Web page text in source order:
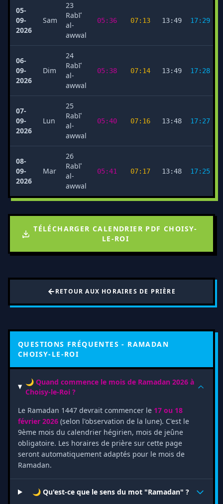
05-
09-
2026
Sam
23
Rabīʿ
al-
awwal
05:36 07:13 13:49 17:29
06-
09-
2026
Dim
24
Rabīʿ
al-
awwal
05:38 07:14 13:49 17:28
07-
09-
2026
Lun
25
Rabīʿ
al-
awwal
05:40 07:16 13:48 17:27
08-
09-
2026
Mar
26
Rabīʿ
al-
awwal
05:41 07:17 13:48 17:25
TÉLÉCHARGER CALENDRIER PDF CHOISY-
LE-ROI
RETOUR AUX HORAIRES DE PRIÈRE
QUESTIONS FRÉQUENTES - RAMADAN
CHOISY-LE-ROI
🌙 Quand commence le mois de Ramadan 2026 à
Choisy-le-Roi ?
Le Ramadan 1447 devrait commencer le 17 ou 18
février 2026 (selon l'observation de la lune). C'est le
9ème mois du calendrier hégirien, mois de jeûne
obligatoire. Les horaires de prière sur cette page
seront automatiquement adaptés pour le mois de
Ramadan.
🌙 Qu'est-ce que le sens du mot "Ramadan" ?